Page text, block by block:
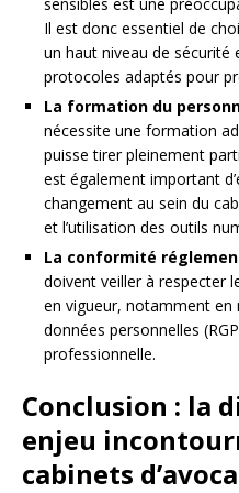
Il est donc essentiel de
un haut niveau de sécurité
protocoles adaptés pour
La formation du
nécessite une formation
puisse tirer pleinement
est également important
changement au sein du
et l’utilisation des outils
La conformité
doivent veiller à respecter
en vigueur, notamment
données personnelles
professionnelle.
Conclusion : la
enjeu
cabinets